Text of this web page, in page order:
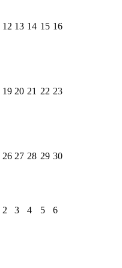
12 13 14 15 16
19 20 21 22 23
26 27 28 29 30
2 3 4 5 6